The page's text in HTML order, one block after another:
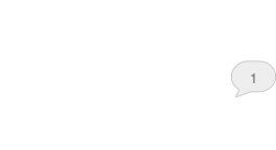
1